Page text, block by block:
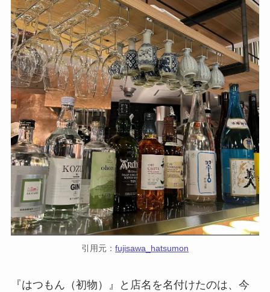
引用元： fujisawa_hatsumon
『はつもん（初物）』と店名を名付けたのは、今